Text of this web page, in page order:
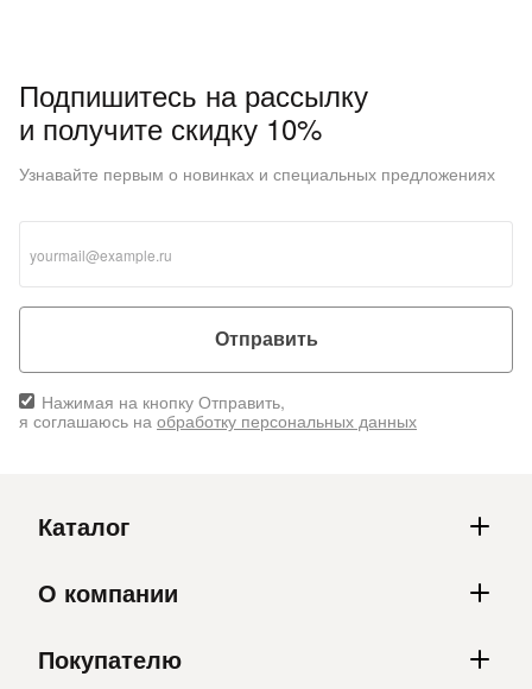
Подпишитесь на рассылку
и получите скидку 10%
Узнавайте первым о новинках и специальных предложениях
Отправить
Нажимая на кнопку Отправить,
я соглашаюсь на обработку персональных данных
Каталог
О компании
Покупателю